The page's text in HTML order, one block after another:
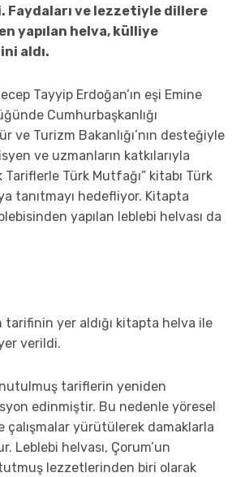
Faydaları ve lezzetiyle dillere
yapılan helva, külliye
aldı.
Tayyip Erdoğan’ın eşi Emine
Cumhurbaşkanlığı
ve Turizm Bakanlığı’nın desteğiyle
ve uzmanların katkılarıyla
Tariflerle Türk Mutfağı” kitabı Türk
tanıtmayı hedefliyor. Kitapta
yapılan leblebi helvası da
tarifinin yer aldığı kitapta helva ile
verildi.
tariflerin yeniden
edinmiştir. Bu nedenle yöresel
çalışmalar yürütülerek damaklarla
Leblebi helvası, Çorum’un
lezzetlerinden biri olarak